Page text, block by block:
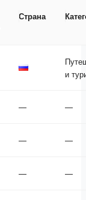
Страна
и
— —
— —
— —